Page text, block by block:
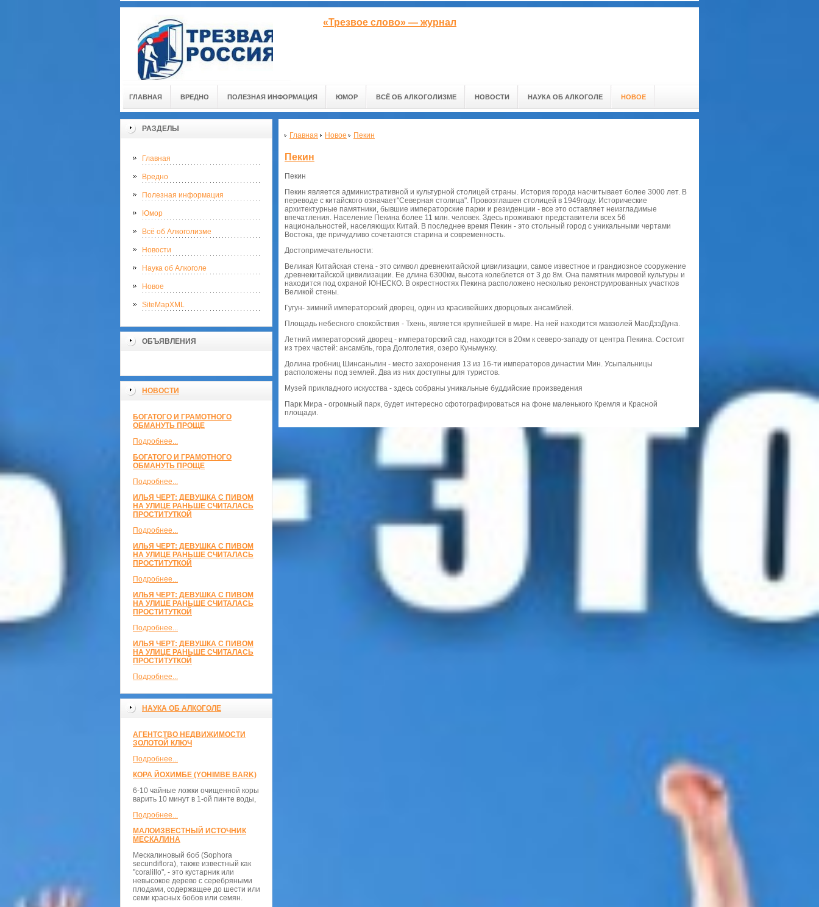
«Трезвое слово» — журнал
ГЛАВНАЯ ВРЕДНО ПОЛЕЗНАЯ ИНФОРМАЦИЯ ЮМОР ВСЁ ОБ АЛКОГОЛИЗМЕ НОВОСТИ НАУКА ОБ АЛКОГОЛЕ НОВОЕ
РАЗДЕЛЫ
Главная
Вредно
Полезная информация
Юмор
Всё об Алкоголизме
Новости
Наука об Алкоголе
Новое
SiteMapXML
ОБЪЯВЛЕНИЯ
НОВОСТИ
БОГАТОГО И ГРАМОТНОГО
ОБМАНУТЬ ПРОЩЕ
Подробнее...
БОГАТОГО И ГРАМОТНОГО
ОБМАНУТЬ ПРОЩЕ
Подробнее...
ИЛЬЯ ЧЕРТ: ДЕВУШКА С ПИВОМ
НА УЛИЦЕ РАНЬШЕ СЧИТАЛАСЬ
ПРОСТИТУТКОЙ
Подробнее...
ИЛЬЯ ЧЕРТ: ДЕВУШКА С ПИВОМ
НА УЛИЦЕ РАНЬШЕ СЧИТАЛАСЬ
ПРОСТИТУТКОЙ
Подробнее...
ИЛЬЯ ЧЕРТ: ДЕВУШКА С ПИВОМ
НА УЛИЦЕ РАНЬШЕ СЧИТАЛАСЬ
ПРОСТИТУТКОЙ
Подробнее...
ИЛЬЯ ЧЕРТ: ДЕВУШКА С ПИВОМ
НА УЛИЦЕ РАНЬШЕ СЧИТАЛАСЬ
ПРОСТИТУТКОЙ
Подробнее...
НАУКА ОБ АЛКОГОЛЕ
АГЕНТСТВО НЕДВИЖИМОСТИ
ЗОЛОТОЙ КЛЮЧ
Подробнее...
КОРА ЙОХИМБЕ (YOHIMBE BARK)
6-10 чайные ложки очищенной коры
варить 10 минут в 1-ой пинте воды,
Подробнее...
МАЛОИЗВЕСТНЫЙ ИСТОЧНИК
МЕСКАЛИНА
Мескалиновый боб (Sophora
secundiflora), также известный как
"coralillo", - это кустарник или
невысокое дерево с серебряными
плодами, содержащее до шести или
семи красных бобов или семян.
Главная Новое Пекин
Пекин
Пекин
Пекин является административной и культурной столицей страны. История города насчитывает более 3000 лет. В
переводе с китайского означает"Северная столица". Провозглашен столицей в 1949году. Исторические
архитектурные памятники, бывшие императорские парки и резиденции - все это оставляет неизгладимые
впечатления. Население Пекина более 11 млн. человек. Здесь проживают представители всех 56
национальностей, населяющих Китай. В последнее время Пекин - это стольный город с уникальными чертами
Востока, где причудливо сочетаются старина и современность.
Достопримечательности:
Великая Китайская стена - это символ древнекитайской цивилизации, самое известное и грандиозное сооружение
древнекитайской цивилизации. Ее длина 6300км, высота колеблется от 3 до 8м. Она памятник мировой культуры и
находится под охраной ЮНЕСКО. В окрестностях Пекина расположено несколько реконструированных участков
Великой стены.
Гугун- зимний императорский дворец, один из красивейших дворцовых ансамблей.
Площадь небесного спокойствия - Тхень, является крупнейшей в мире. На ней находится мавзолей МаоДзэДуна.
Летний императорский дворец - императорский сад, находится в 20км к северо-западу от центра Пекина. Состоит
из трех частей: ансамбль, гора Долголетия, озеро Куньмунху.
Долина гробниц Шинсаньлин - место захоронения 13 из 16-ти императоров династии Мин. Усыпальницы
расположены под землей. Два из них доступны для туристов.
Музей прикладного искусства - здесь собраны уникальные буддийские произведения
Парк Мира - огромный парк, будет интересно сфотографироваться на фоне маленького Кремля и Красной
площади.